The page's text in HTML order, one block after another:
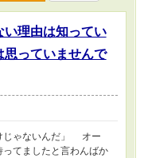
い理由は知ってい
思っていませんで
じゃないんだ」 オー
てましたと言わんばか